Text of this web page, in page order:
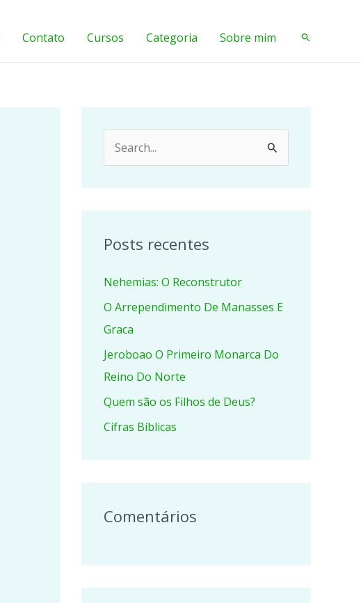
Contato Cursos Categoria Sobre mim Pesquisar
u
s
a
r
p
o
r
Posts recentes
Nehemias: O Reconstrutor
O Arrependimento De Manasses E
Graca
Jeroboao O Primeiro Monarca Do
Reino Do Norte
Quem são os Filhos de Deus?
Cifras Bíblicas
Comentários